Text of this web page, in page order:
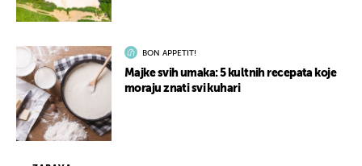
BON APPETIT!
Majke svih umaka: 5 kultnih recepata koje
moraju znati svi kuhari